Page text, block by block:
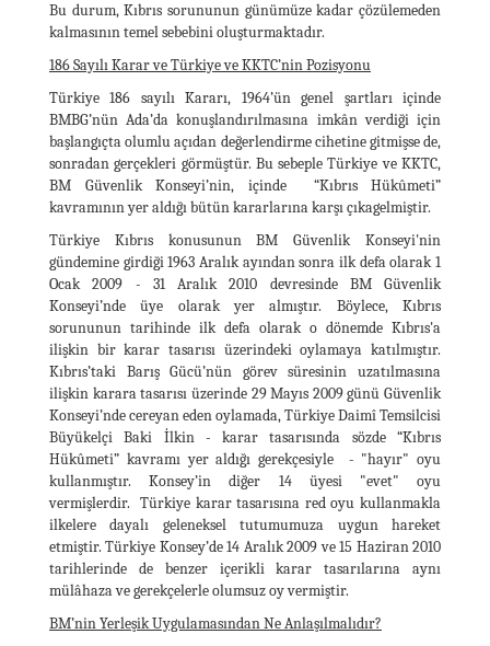
Bu durum, Kıbrıs sorununun günümüze kadar çözülemeden
kalmasının temel sebebini oluşturmaktadır.
186 Sayılı Karar ve Türkiye ve KKTC’nin Pozisyonu
Türkiye 186 sayılı Kararı, 1964’ün genel şartları içinde
BMBG’nün Ada’da konuşlandırılmasına imkân verdiği için
başlangıçta olumlu açıdan değerlendirme cihetine gitmişse de,
sonradan gerçekleri görmüştür. Bu sebeple Türkiye ve KKTC,
BM Güvenlik Konseyi’nin, içinde “Kıbrıs Hükûmeti”
kavramının yer aldığı bütün kararlarına karşı çıkagelmiştir.
Türkiye Kıbrıs konusunun BM Güvenlik Konseyi'nin
gündemine girdiği 1963 Aralık ayından sonra ilk defa olarak 1
Ocak 2009 - 31 Aralık 2010 devresinde BM Güvenlik
Konseyi’nde üye olarak yer almıştır. Böylece, Kıbrıs
sorununun tarihinde ilk defa olarak o dönemde Kıbrıs'a
ilişkin bir karar tasarısı üzerindeki oylamaya katılmıştır.
Kıbrıs’taki Barış Gücü’nün görev süresinin uzatılmasına
ilişkin karara tasarısı üzerinde 29 Mayıs 2009 günü Güvenlik
Konseyi’nde cereyan eden oylamada, Türkiye Daimî Temsilcisi
Büyükelçi Baki İlkin - karar tasarısında sözde “Kıbrıs
Hükûmeti” kavramı yer aldığı gerekçesiyle - "hayır" oyu
kullanmıştır. Konsey’in diğer 14 üyesi "evet" oyu
vermişlerdir. Türkiye karar tasarısına red oyu kullanmakla
ilkelere dayalı geleneksel tutumumuza uygun hareket
etmiştir. Türkiye Konsey’de 14 Aralık 2009 ve 15 Haziran 2010
tarihlerinde de benzer içerikli karar tasarılarına aynı
mülâhaza ve gerekçelerle olumsuz oy vermiştir.
BM’nin Yerleşik Uygulamasından Ne Anlaşılmalıdır?